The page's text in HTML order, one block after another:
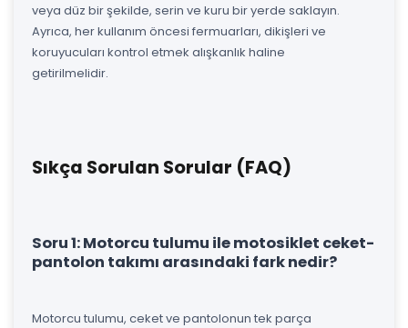
veya düz bir şekilde, serin ve kuru bir yerde saklayın.
Ayrıca, her kullanım öncesi fermuarları, dikişleri ve
koruyucuları kontrol etmek alışkanlık haline
getirilmelidir.
Sıkça Sorulan Sorular (FAQ)
Soru 1: Motorcu tulumu ile motosiklet ceket-
pantolon takımı arasındaki fark nedir?
Motorcu tulumu, ceket ve pantolonun tek parça